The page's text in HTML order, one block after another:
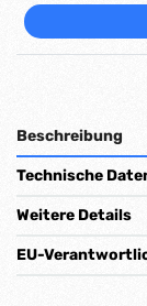
Beschreibung
Technische
Weitere Details
EU-